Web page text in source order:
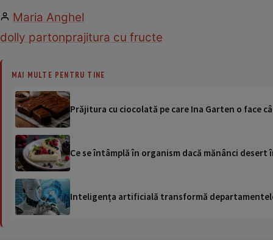
Maria Anghel
dolly partonprajitura cu fructe
MAI MULTE PENTRU TINE
Prăjitura cu ciocolată pe care Ina Garten o face
Ce se întâmplă în organism dacă mănânci
Inteligența artificială transformă